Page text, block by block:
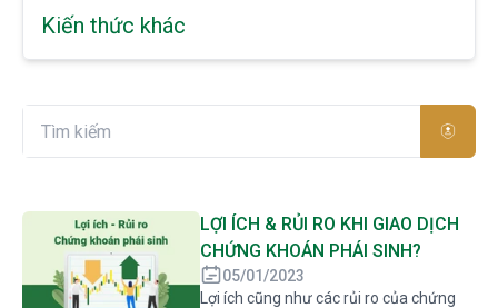
Kiến thức khác
LỢI ÍCH & RỦI RO KHI GIAO DỊCH
CHỨNG KHOÁN PHÁI SINH?
05/01/2023
Lợi ích cũng như các rủi ro của chứng